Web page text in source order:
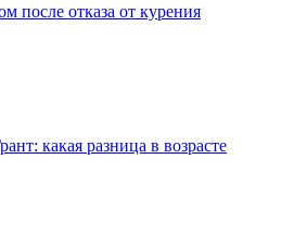
после отказа от курения
какая разница в возрасте